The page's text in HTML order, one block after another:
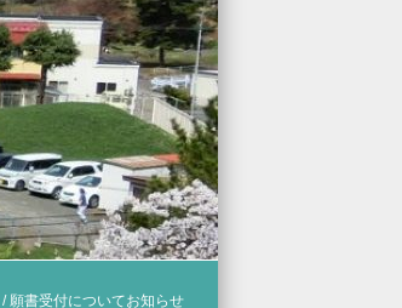
/願書受付についてお知らせ